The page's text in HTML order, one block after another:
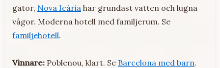
gator, Nova Icària har grundast vatten och lugna
vågor. Moderna hotell med familjerum. Se
familjehotell.
Vinnare: Poblenou, klart. Se Barcelona med barn.